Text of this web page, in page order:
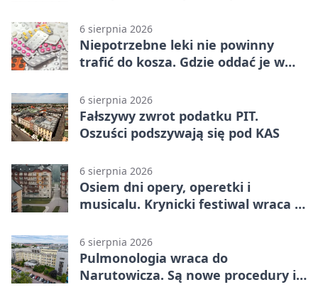
6 sierpnia 2026
Niepotrzebne leki nie powinny
trafić do kosza. Gdzie oddać je w
6 sierpnia 2026
Fałszywy zwrot podatku PIT.
Oszuści podszywają się pod KAS
6 sierpnia 2026
Osiem dni opery, operetki i
musicalu. Krynicki festiwal wraca z
6 sierpnia 2026
Pulmonologia wraca do
Narutowicza. Są nowe procedury i